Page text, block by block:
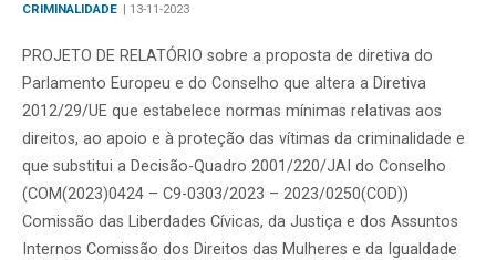
CRIMINALIDADE | 13-11-2023
PROJETO DE RELATÓRIO sobre a proposta de diretiva do
Parlamento Europeu e do Conselho que altera a Diretiva
2012/29/UE que estabelece normas mínimas relativas aos
direitos, ao apoio e à proteção das vítimas da criminalidade e
que substitui a Decisão-Quadro 2001/220/JAI do Conselho
(COM(2023)0424 – C9-0303/2023 – 2023/0250(COD))
Comissão das Liberdades Cívicas, da Justiça e dos Assuntos
Internos Comissão dos Direitos das Mulheres e da Igualdade